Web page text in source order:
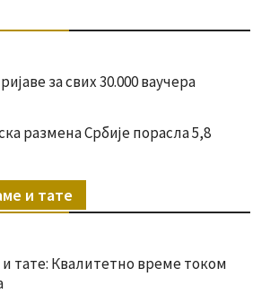
за свих 30.000 ваучера
размена Србије порасла 5,8
и тате
тате: Квалитетно време током